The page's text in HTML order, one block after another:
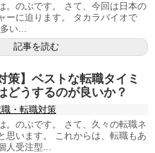
。のぶです。 さて、今回は日本の
ーに迫ります。 タカラバイオで
い...
記事を読む
策】ベストな転職タイミ
どうするのが良いか？
・転職対策
。のぶです。 さて、久々の転職ネ
思います。 これからは、転職もあ
人受注型...